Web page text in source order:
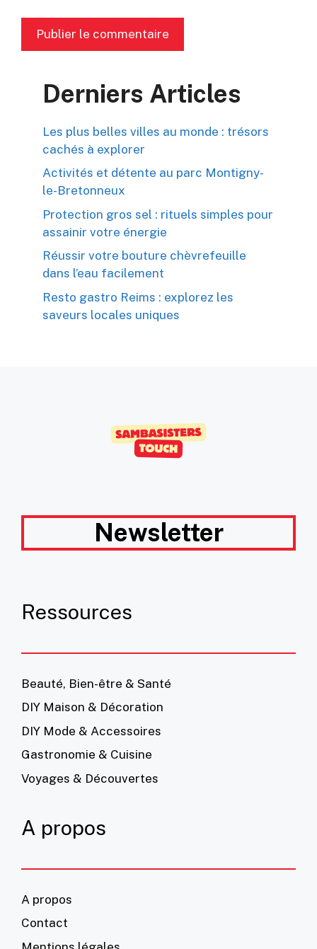
Derniers Articles
Les plus belles villes au monde : trésors
cachés à explorer
Activités et détente au parc Montigny-
le-Bretonneux
Protection gros sel : rituels simples pour
assainir votre énergie
Réussir votre bouture chèvrefeuille
dans l’eau facilement
Resto gastro Reims : explorez les
saveurs locales uniques
Newsletter
Ressources
Beauté, Bien-être & Santé
DIY Maison & Décoration
DIY Mode & Accessoires
Gastronomie & Cuisine
Voyages & Découvertes
A propos
A propos
Contact